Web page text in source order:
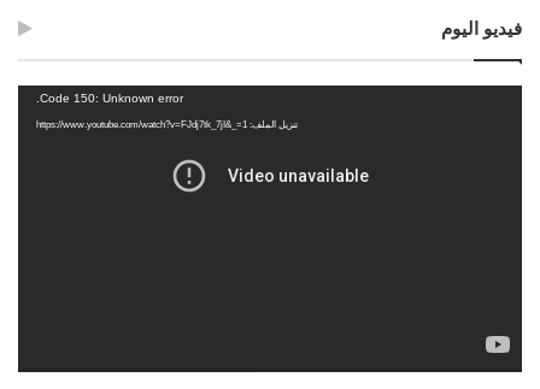
فيديو اليوم
Code 150: Unknown error.
تنزيل الملف: https://www.youtube.com/watch?v=FJdj7tk_7jI&_=1